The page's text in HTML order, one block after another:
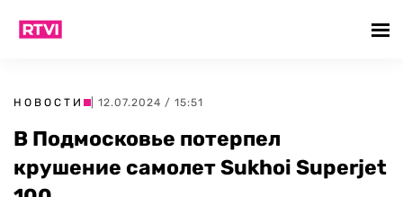
НОВОСТИ | 12.07.2024 / 15:51
В Подмосковье потерпел
крушение самолет Sukhoi Superjet